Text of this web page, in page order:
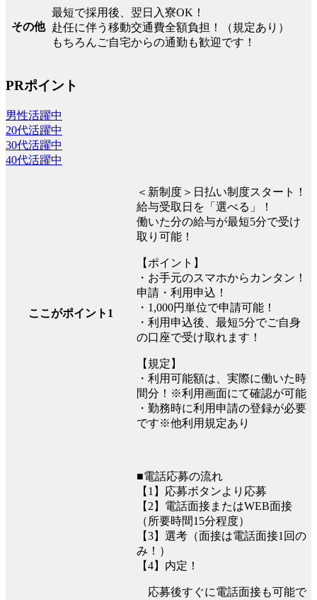
その他
最短で採用後、翌日入寮OK！
赴任に伴う移動交通費全額負担！（規定あり）
もちろんご自宅からの通勤も歓迎です！
PRポイント
男性活躍中
20代活躍中
30代活躍中
40代活躍中
ここがポイント1
＜新制度＞日払い制度スタート！
給与受取日を「選べる」！
働いた分の給与が最短5分で受け
取り可能！
【ポイント】
・お手元のスマホからカンタン！
申請・利用申込！
・1,000円単位で申請可能！
・利用申込後、最短5分でご自身
の口座で受け取れます！
【規定】
・利用可能額は、実際に働いた時
間分！※利用画面にて確認が可能
・勤務時に利用申請の登録が必要
です※他利用規定あり
■電話応募の流れ
【1】応募ボタンより応募
【2】電話面接またはWEB面接
（所要時間15分程度）
【3】選考（面接は電話面接1回の
み！）
【4】内定！
応募後すぐに電話面接も可能で